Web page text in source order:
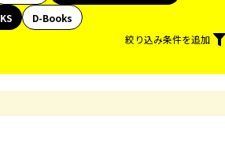
D-Books
絞り込み条件を追加